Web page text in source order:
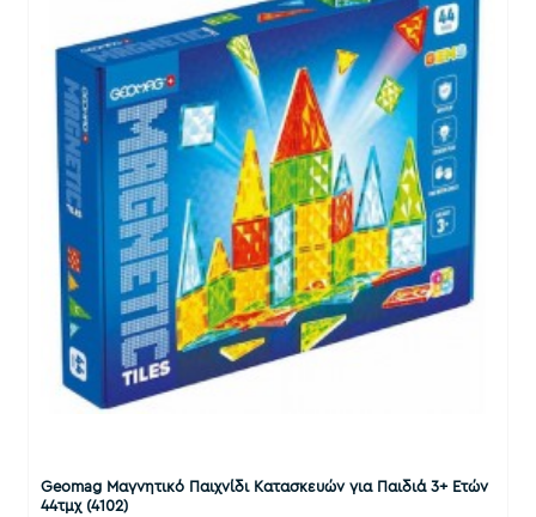
Geomag Μαγνητικό Παιχνίδι Κατασκευών για Παιδιά 3+ Ετών
44τμχ (4102)